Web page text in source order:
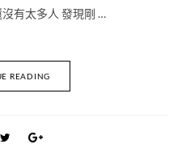
有太多人 發現剛 …
READING